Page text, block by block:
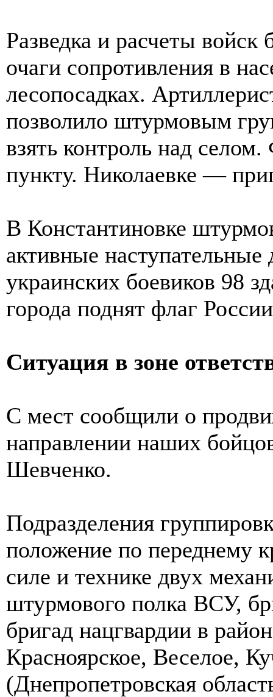
Разведка и расчеты
очаги сопротивления в
лесопосадках.
позволило штурмовым
взять контроль над
пункту. Николаевке —
В Константиновке
активные наступательные
украинских боевиков 98
города поднят флаг
Ситуация в зоне
С мест сообщили о
направлении наших
Шевченко.
Подразделения
положение по переднему
силе и технике двух
штурмового полка ВСУ,
бригад нацгвардии в
Красноярское, Веселое,
(Днепропетровская